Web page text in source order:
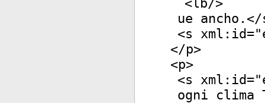
ue ancho.</
<s xml:id="
</p>
<p>
<s xml:id="
ogni clima